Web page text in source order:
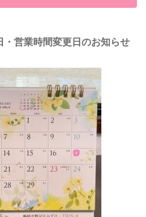
営業時間変更日のお知らせ